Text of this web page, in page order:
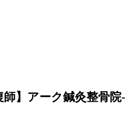
師】アーク鍼灸整骨院-